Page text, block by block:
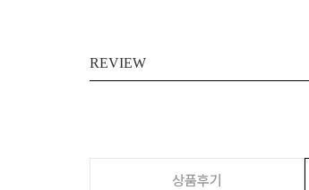
REVIEW
상품후기